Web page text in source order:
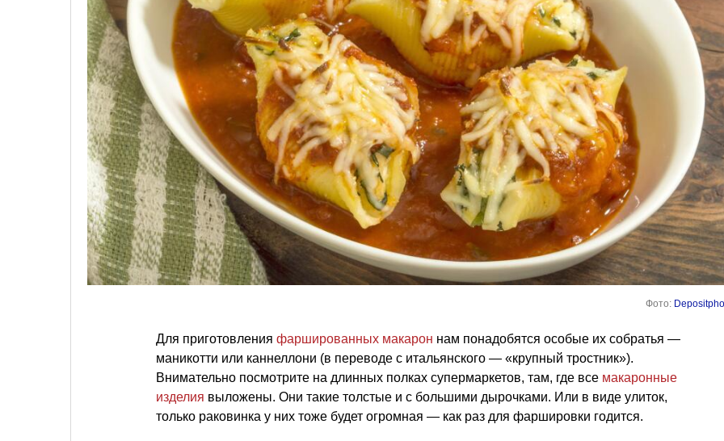
Фото:
Для приготовления фаршированных макарон нам понадобятся особые их собратья —
маникотти или каннеллони (в переводе с итальянского — «крупный тростник»).
Внимательно посмотрите на длинных полках супермаркетов, там, где все макаронные
изделия выложены. Они такие толстые и с большими дырочками. Или в виде улиток,
только раковинка у них тоже будет огромная — как раз для фаршировки годится.